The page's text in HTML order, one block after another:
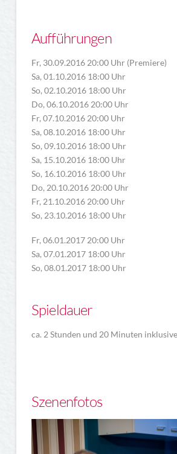
Aufführungen
Fr, 30.09.2016 20:00 Uhr (Premiere)
Sa, 01.10.2016 18:00 Uhr
So, 02.10.2016 18:00 Uhr
Do, 06.10.2016 20:00 Uhr
Fr, 07.10.2016 20:00 Uhr
Sa, 08.10.2016 18:00 Uhr
So, 09.10.2016 18:00 Uhr
Sa, 15.10.2016 18:00 Uhr
So, 16.10.2016 18:00 Uhr
Do, 20.10.2016 20:00 Uhr
Fr, 21.10.2016 20:00 Uhr
So, 23.10.2016 18:00 Uhr
Fr, 06.01.2017 20:00 Uhr
Sa, 07.01.2017 18:00 Uhr
So, 08.01.2017 18:00 Uhr
Spieldauer
ca. 2 Stunden und 20 Minuten
Szenenfotos